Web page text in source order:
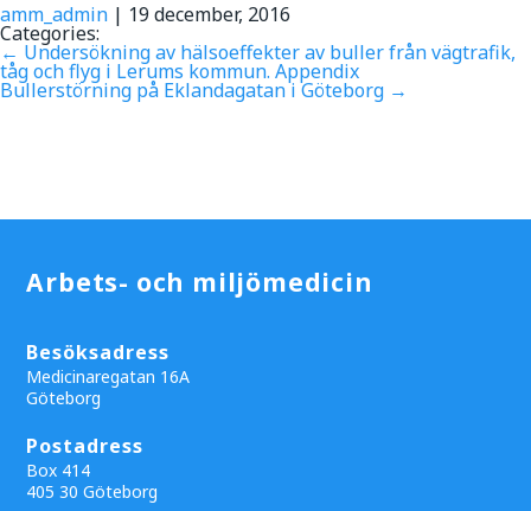
amm_admin | 19 december, 2016
Categories:
← Undersökning av hälsoeffekter av buller från vägtrafik,
tåg och flyg i Lerums kommun. Appendix
Bullerstörning på Eklandagatan i Göteborg →
Arbets- och miljömedicin
Besöksadress
Medicinaregatan 16A
Göteborg
Postadress
Box 414
405 30 Göteborg